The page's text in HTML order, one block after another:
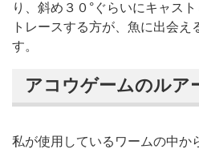
り、斜め３０°ぐらいにキャス
トレースする方が、魚に出会え
す。
アコウゲームのルア
私が使用しているワームの中か